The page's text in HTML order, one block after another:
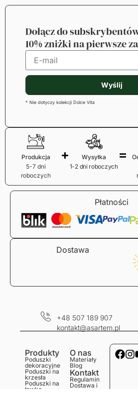
Dołącz do
10% zniżki na pierwsze
Wyślij
* Nie dotyczy kolekcji Dolce Vita
Produkcja
5-7 dni
roboczych
Wysyłka
1-2 dni roboczych
Płatności
Dostawa
+48 507 189 907
kontakt@asartem.pl
Produkty
Poduszki
dekoracyjne
Poduszki na
krzesła
Poduszki na
ławkę
O nas
Materiały
Blog
Kontakt
Regulamin
Dostawa i